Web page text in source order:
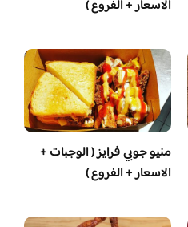
الاسعار + الفروع )
منيو جوبي فرايز ( الوجبات +
الاسعار + الفروع )